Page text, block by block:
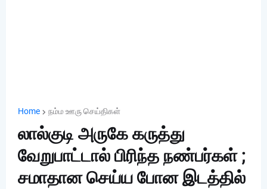
Home நம்ம ஊரு செய்திகள்
லால்குடி அருகே கருத்து
வேறுபாட்டால் பிரிந்த நண்பர்கள் ;
சமாதான செய்ய போன இடத்தில்